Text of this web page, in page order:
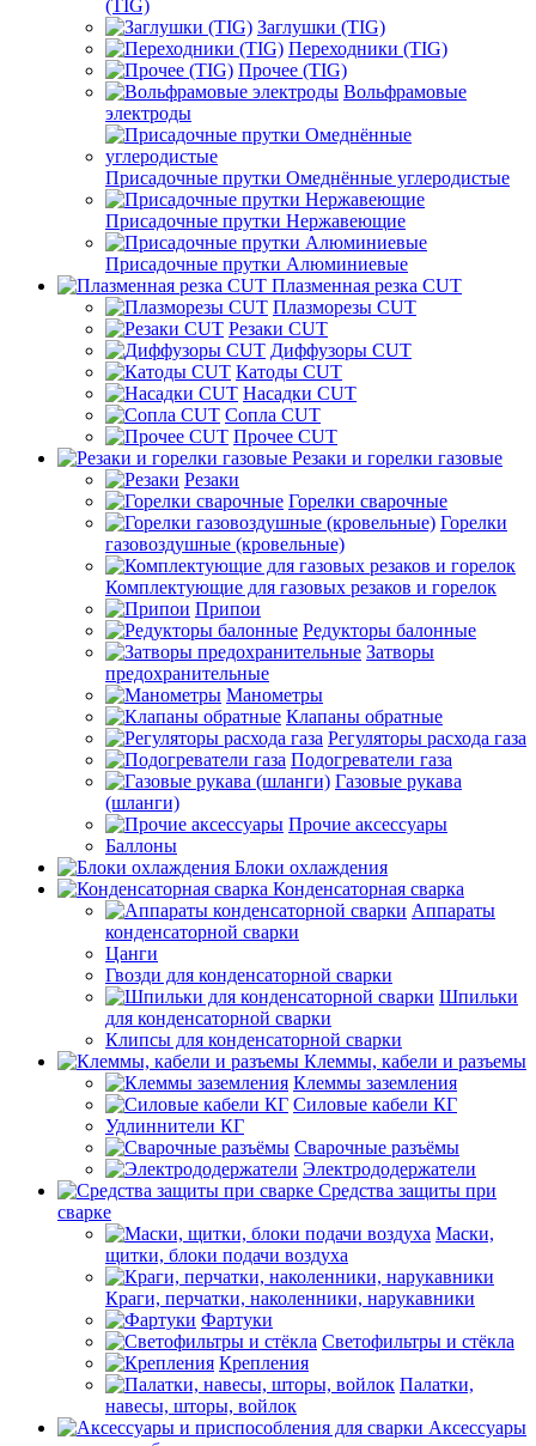
(TIG)
Заглушки (TIG)
Переходники (TIG)
Прочее (TIG)
Вольфрамовые
электроды
Присадочные прутки Омеднённые углеродистые
Присадочные прутки Нержавеющие
Присадочные прутки Алюминиевые
Плазменная резка CUT
Плазморезы CUT
Резаки CUT
Диффузоры CUT
Катоды CUT
Насадки CUT
Сопла CUT
Прочее CUT
Резаки и горелки газовые
Резаки
Горелки сварочные
Горелки
газовоздушные (кровельные)
Комплектующие для газовых резаков и горелок
Припои
Редукторы балонные
Затворы
предохранительные
Манометры
Клапаны обратные
Регуляторы расхода газа
Подогреватели газа
Газовые рукава
(шланги)
Прочие аксессуары
Баллоны
Блоки охлаждения
Конденсаторная сварка
Аппараты
конденсаторной сварки
Цанги
Гвозди для конденсаторной сварки
Шпильки
для конденсаторной сварки
Клипсы для конденсаторной сварки
Клеммы, кабели и разъемы
Клеммы заземления
Силовые кабели КГ
Удлиннители КГ
Сварочные разъёмы
Электрододержатели
Средства защиты при
сварке
Маски,
щитки, блоки подачи воздуха
Краги, перчатки, наколенники, нарукавники
Фартуки
Светофильтры и стёкла
Крепления
Палатки,
навесы, шторы, войлок
Аксессуары